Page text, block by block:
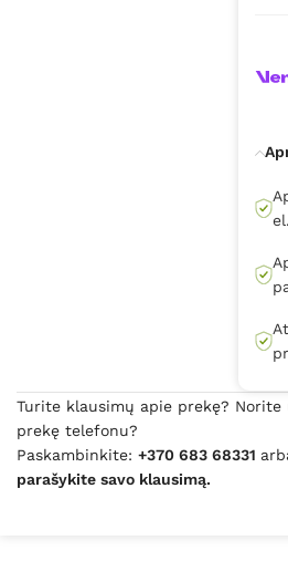
Turite klausimų apie prekę? Norite
prekę telefonu?
Paskambinkite: +370 683 68331
parašykite savo klausimą.